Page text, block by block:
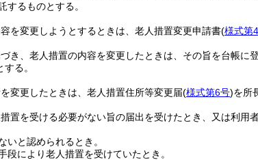
するものとする。
を変更しようとするときは、老人措置変更申請書(様式第
き、老人措置の内容を変更したときは、その旨を台帳に
る。
変更したときは、老人措置住所等変更届(様式第6号)を所
置を受ける必要がない旨の届出を受けたとき、又は利用
いと認められるとき。
段により老人措置を受けていたとき。